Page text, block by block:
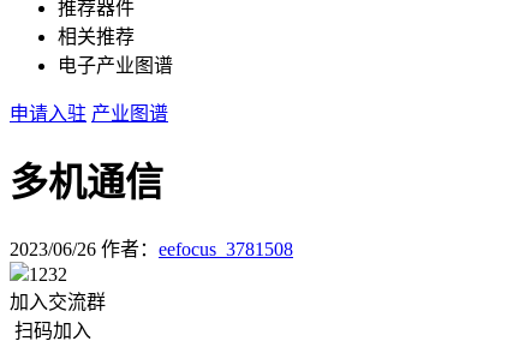
推荐器件
相关推荐
电子产业图谱
申请入驻 产业图谱
多机通信
2023/06/26 作者： eefocus_3781508
1232
加入交流群
扫码加入